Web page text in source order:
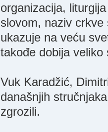
organizacija,
slovom, naziv
ukazuje na veću
takođe dobija
Vuk Karadžić,
današnjih
zgrozili.